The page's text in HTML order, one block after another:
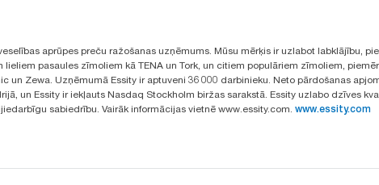
aprūpes preču ražošanas uzņēmums. Mūsu mērķis ir uzlabot labklājību,
pasaules zīmoliem kā TENA un Tork, un citiem populāriem zīmoliem,
un Zewa. Uzņēmumā Essity ir aptuveni 36 000 darbinieku. Neto pārdošanas
un Essity ir iekļauts Nasdaq Stockholm biržas sarakstā. Essity uzlabo dzīves
sabiedrību. Vairāk informācijas vietnē www.essity.com. www.essity.com